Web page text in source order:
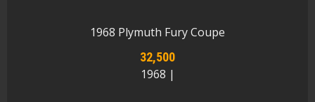
1968 Plymuth Fury Coupe
32,500
1968 |